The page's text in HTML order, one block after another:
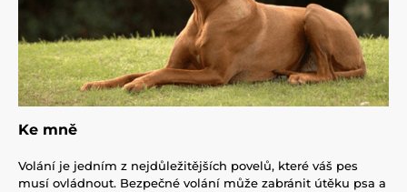
Ke mně
Volání je jedním z nejdůležitějších povelů, které váš pes
musí ovládnout. Bezpečné volání může zabránit útěku psa a